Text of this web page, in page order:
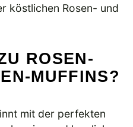
köstlichen Rosen- und
ROSEN-
MUFFINS?
mit der perfekten